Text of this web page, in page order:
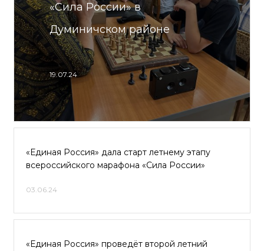
«Сила России» в
Думиничском районе
19.07.24
«Единая Россия» дала старт летнему этапу
всероссийского марафона «Сила России»
03.06.24
«Единая Россия» проведёт второй летний